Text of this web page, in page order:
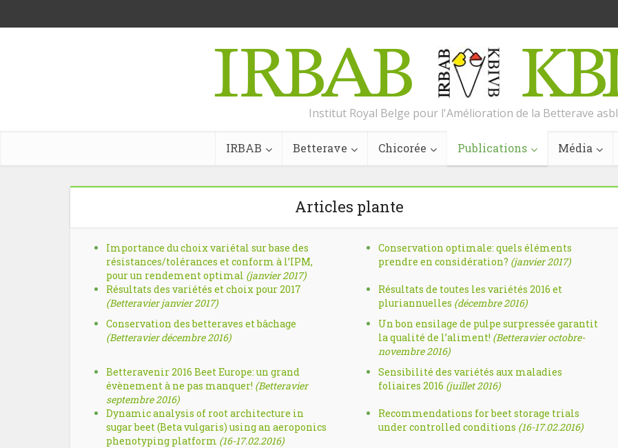
Institut Royal Belge pour l'Amélioration de la Betterave asbl
IRBAB Betterave Chicorée Publications Média
Articles plante
Importance du choix variétal sur base des
résistances/tolérances et conform à l’IPM,
pour un rendement optimal (janvier 2017)
Conservation optimale: quels éléments
prendre en considération? (janvier 2017)
Résultats des variétés et choix pour 2017
(Betteravier janvier 2017)
Résultats de toutes les variétés 2016 et
pluriannuelles (décembre 2016)
Conservation des betteraves et bâchage
(Betteravier décembre 2016)
Un bon ensilage de pulpe surpressée garantit
la qualité de l’aliment! (Betteravier octobre-
novembre 2016)
Betteravenir 2016 Beet Europe: un grand
évènement à ne pas manquer! (Betteravier
septembre 2016)
Sensibilité des variétés aux maladies
foliaires 2016 (juillet 2016)
Dynamic analysis of root architecture in
sugar beet (Beta vulgaris) using an aeroponics
phenotyping platform (16-17.02.2016)
Recommendations for beet storage trials
under controlled conditions (16-17.02.2016)